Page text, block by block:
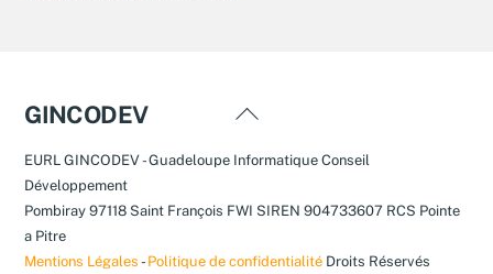
Back
Top
GINCODEV
EURL GINCODEV - Guadeloupe Informatique Conseil
Développement
Pombiray 97118 Saint François FWI SIREN 904733607 RCS Pointe
a Pitre
Mentions Légales - Politique de confidentialité Droits Réservés